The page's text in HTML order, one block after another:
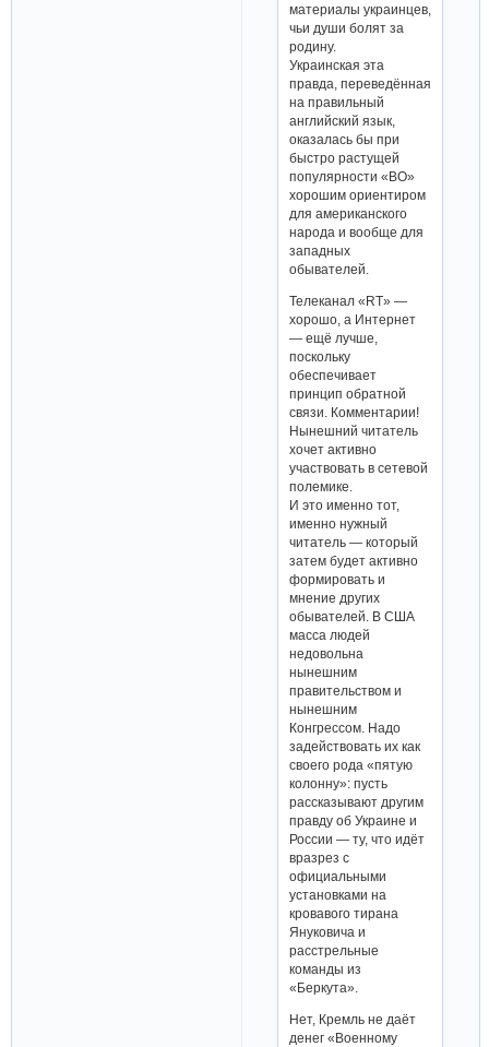
материалы украинцев,
чьи души болят за
родину.
Украинская эта
правда, переведённая
на правильный
английский язык,
оказалась бы при
быстро растущей
популярности «ВО»
хорошим ориентиром
для американского
народа и вообще для
западных
обывателей.
Телеканал «RT» —
хорошо, а Интернет
— ещё лучше,
поскольку
обеспечивает
принцип обратной
связи. Комментарии!
Нынешний читатель
хочет активно
участвовать в сетевой
полемике.
И это именно тот,
именно нужный
читатель — который
затем будет активно
формировать и
мнение других
обывателей. В США
масса людей
недовольна
нынешним
правительством и
нынешним
Конгрессом. Надо
задействовать их как
своего рода «пятую
колонну»: пусть
рассказывают другим
правду об Украине и
России — ту, что идёт
вразрез с
официальными
установками на
кровавого тирана
Януковича и
расстрельные
команды из
«Беркута».
Нет, Кремль не даёт
денег «Военному